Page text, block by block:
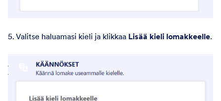
5. Valitse haluamasi kieli ja klikkaa Lisää kieli lomakkeelle.